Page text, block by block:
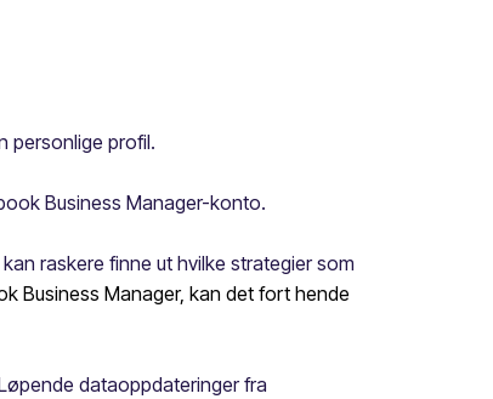
personlige profil.
Business Manager-konto.
raskere finne ut hvilke strategier som
Business Manager, kan det fort hende
dataoppdateringer fra